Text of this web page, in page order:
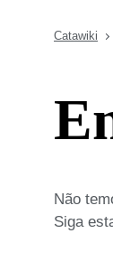
Catawiki
Não
Siga